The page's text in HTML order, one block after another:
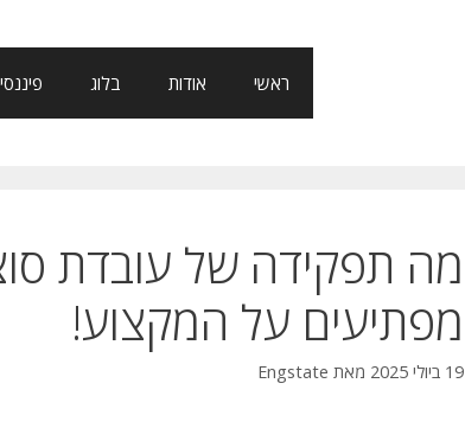
ראשי אודות בלוג
מה תפקידה של עובדת
מפתיעים על המקצוע!
19 ביולי 2025 מאת Engstate